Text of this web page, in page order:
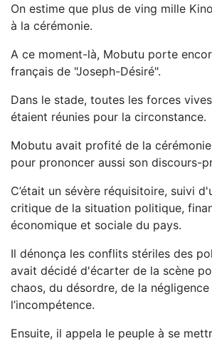
On estime que plus de ving mille
à la cérémonie.
A ce moment-là, Mobutu porte
français de "Joseph-Désiré".
Dans le stade, toutes les forces
étaient réunies pour la circonstance.
Mobutu avait profité de la
pour prononcer aussi son discours-
C’était un sévère réquisitoire, suivi
critique de la situation politique,
économique et sociale du pays.
Il dénonça les conflits stériles des
avait décidé d'écarter de la scène
chaos, du désordre, de la
l’incompétence.
Ensuite, il appela le peuple à se